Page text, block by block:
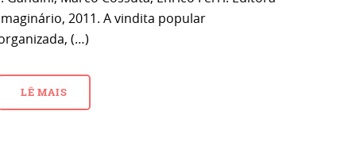
2011. A vindita popular
(…)
LÊ MAIS